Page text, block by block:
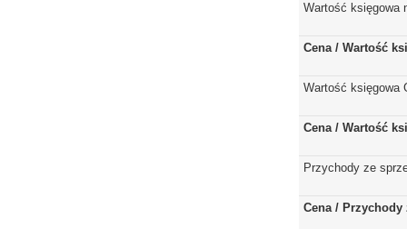
Wartość księgowa
Cena / Wartość
Wartość księgowa
Cena / Wartość
Przychody ze
Cena / Przychody